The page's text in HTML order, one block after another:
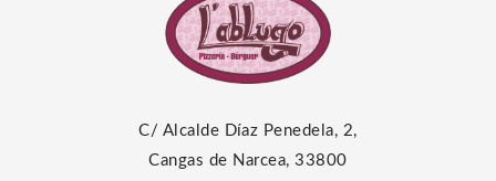
C/ Alcalde Díaz Penedela, 2,
Cangas de Narcea, 33800